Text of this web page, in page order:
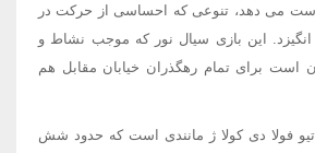
دست می دهد، تنوعی که احساسی از حرکت در
این بازی سیال نور که موجب نشاط و
است برای تمام رهگذران خیابان مقابل هم
فولا دی کولا ژ مانندی است که حدود شش